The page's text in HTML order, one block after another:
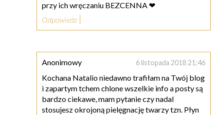
przy ich wręczaniu BEZCENNA ❤
Odpowiedz
Anonimowy 6 listopada 2018 21:46
Kochana Natalio niedawno trafiłam na Twój blog
i zapartym tchem chlone wszelkie info a posty są
bardzo ciekawe, mam pytanie czy nadal
stosujesz okrojoną pielęgnację twarzy tzn. Płyn